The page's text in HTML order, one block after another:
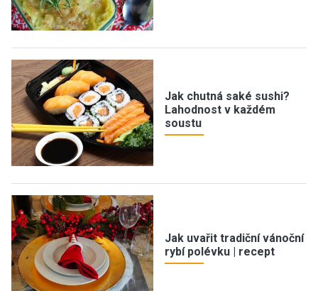
Jak chutná saké sushi?
Lahodnost v každém
soustu
Jak uvařit tradiční vánoční
rybí polévku | recept